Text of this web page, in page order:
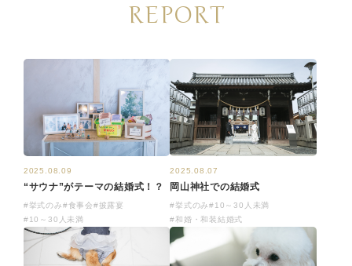
REPORT
2025.08.09
“サウナ”がテーマの結婚式！？
#挙式のみ#食事会#披露宴
#10～30人未満
2025.08.07
岡山神社での結婚式
#挙式のみ#10～30人未満
#和婚・和装結婚式